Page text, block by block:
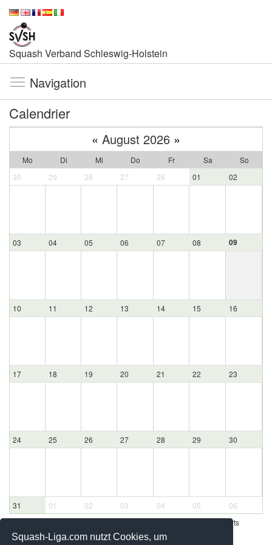
Squash-Liga.com nutzt Cookies, um
Squash Verband Schleswig-Holstein
Navigation
Calendrier
« August 2026 »
Mo Di Mi Do Fr Sa
So
30
29 28 27 26 01 02
03 04 05 06 07 08 09
10 11 12 13 14 15 16
17 18 19 20 21 22 23
24 25 26 27 28 29 30
31 01 02 03 04 05
06
Werbung - Offizielle Pool Partner des deutschen Squashsports